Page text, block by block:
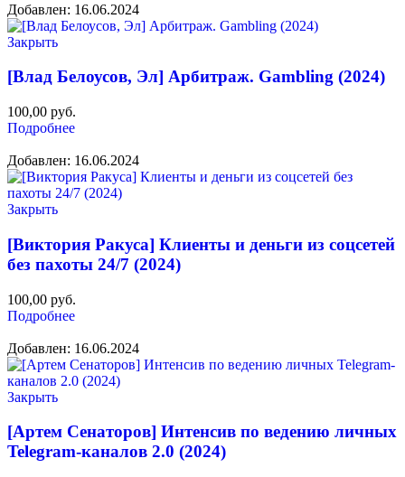
Добавлен: 16.06.2024
Закрыть
[Влад Белоусов, Эл] Арбитраж. Gambling (2024)
100,00 руб.
Подробнее
Добавлен: 16.06.2024
Закрыть
[Виктория Ракуса] Клиенты и деньги из соцсетей
без пахоты 24/7 (2024)
100,00 руб.
Подробнее
Добавлен: 16.06.2024
Закрыть
[Артем Сенаторов] Интенсив по ведению личных
Telegram-каналов 2.0 (2024)